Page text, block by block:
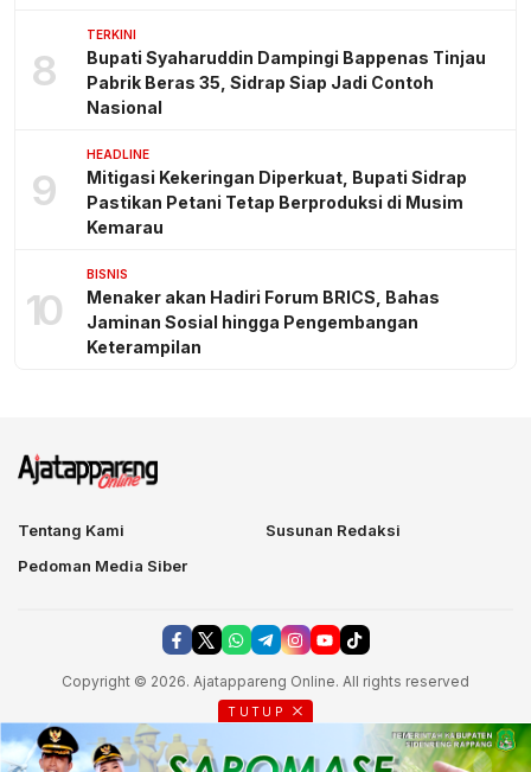
8
TERKINI
Bupati Syaharuddin Dampingi Bappenas Tinjau
Pabrik Beras 35, Sidrap Siap Jadi Contoh
Nasional
9
HEADLINE
Mitigasi Kekeringan Diperkuat, Bupati Sidrap
Pastikan Petani Tetap Berproduksi di Musim
Kemarau
10
BISNIS
Menaker akan Hadiri Forum BRICS, Bahas
Jaminan Sosial hingga Pengembangan
Keterampilan
Tentang Kami
Susunan Redaksi
Pedoman Media Siber
Copyright © 2026. Ajatappareng Online. All rights reserved
TUTUP